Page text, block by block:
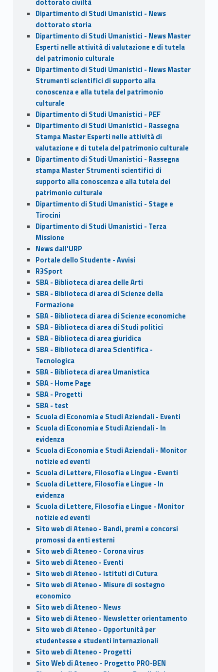
dottorato civiltà
Dipartimento di Studi Umanistici - News
dottorato storia
Dipartimento di Studi Umanistici - News Master
Esperti nelle attività di valutazione e di tutela
del patrimonio culturale
Dipartimento di Studi Umanistici - News Master
Strumenti scientifici di supporto alla
conoscenza e alla tutela del patrimonio
culturale
Dipartimento di Studi Umanistici - PEF
Dipartimento di Studi Umanistici - Rassegna
Stampa Master Esperti nelle attività di
valutazione e di tutela del patrimonio culturale
Dipartimento di Studi Umanistici - Rassegna
stampa Master Strumenti scientifici di
supporto alla conoscenza e alla tutela del
patrimonio culturale
Dipartimento di Studi Umanistici - Stage e
Tirocini
Dipartimento di Studi Umanistici - Terza
Missione
News dall'URP
Portale dello Studente - Avvisi
R3Sport
SBA - Biblioteca di area delle Arti
SBA - Biblioteca di area di Scienze della
Formazione
SBA - Biblioteca di area di Scienze economiche
SBA - Biblioteca di area di Studi politici
SBA - Biblioteca di area giuridica
SBA - Biblioteca di area Scientifica -
Tecnologica
SBA - Biblioteca di area Umanistica
SBA - Home Page
SBA - Progetti
SBA - test
Scuola di Economia e Studi Aziendali - Eventi
Scuola di Economia e Studi Aziendali - In
evidenza
Scuola di Economia e Studi Aziendali - Monitor
notizie ed eventi
Scuola di Lettere, Filosofia e Lingue - Eventi
Scuola di Lettere, Filosofia e Lingue - In
evidenza
Scuola di Lettere, Filosofia e Lingue - Monitor
notizie ed eventi
Sito web di Ateneo - Bandi, premi e concorsi
promossi da enti esterni
Sito web di Ateneo - Corona virus
Sito web di Ateneo - Eventi
Sito web di Ateneo - Istituti di Cutura
Sito web di Ateneo - Misure di sostegno
economico
Sito web di Ateneo - News
Sito web di Ateneo - Newsletter orientamento
Sito web di Ateneo - Opportunità per
studentesse e studenti internazionali
Sito web di Ateneo - Progetti
Sito Web di Ateneo - Progetto PRO-BEN